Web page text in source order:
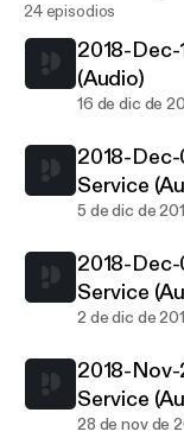
24 episodios
2018-Dec-
(Audio)
16 de dic de
2018-Dec-
Service
5 de dic de
2018-
Service
2 de dic de
2018-Nov-
Service
28 de nov de